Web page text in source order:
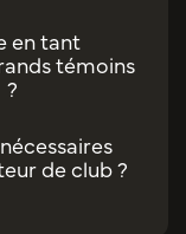
en tant
témoins
de club ?